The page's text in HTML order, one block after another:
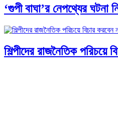
‘গুপী বাঘা’র নেপথ্যের ঘটনা
শিল্পীদের রাজনৈতিক পরিচয়ে